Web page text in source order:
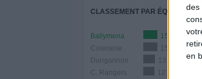
des
en
CLASSEMENT PAR ÉQUIPES
Ballymena
15 (11,81%)
Coleraine
15 (11,81%)
Dungannon
13 (10,24%)
C. Rangers
12 (9,45%)